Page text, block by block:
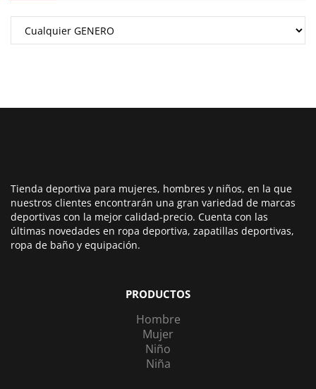
Tienda deportiva para mujeres, hombres y niños, en la que
nuestros clientes encontrarán una gran variedad de marcas
deportivas con la mejor calidad-precio. Cuenta con las
últimas novedades en ropa deportiva, zapatillas deportivas,
ropa de baño y equipación.
PRODUCTOS
Hombre
Mujer
Niño
Niña